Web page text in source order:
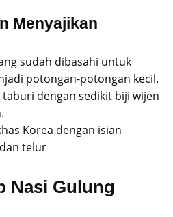
Menyajikan
sudah dibasahi untuk
potongan-potongan kecil.
dengan sedikit biji wijen
Nasi Gulung